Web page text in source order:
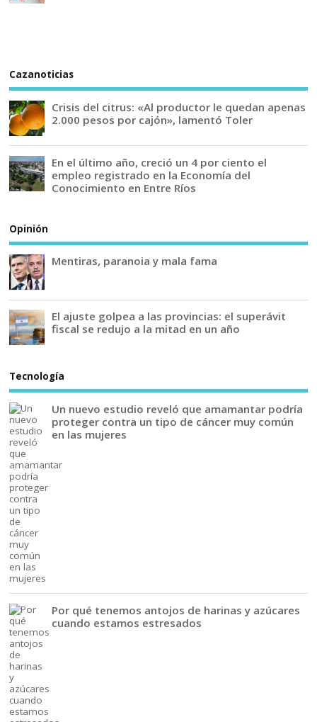
Cazanoticias
Crisis del citrus: «Al productor le quedan apenas
2.000 pesos por cajón», lamentó Toler
En el último año, creció un 4 por ciento el
empleo registrado en la Economía del
Conocimiento en Entre Ríos
Opinión
Mentiras, paranoia y mala fama
El ajuste golpea a las provincias: el superávit
fiscal se redujo a la mitad en un año
Tecnología
Un nuevo estudio reveló que amamantar podría
proteger contra un tipo de cáncer muy común
en las mujeres
Por qué tenemos antojos de harinas y azúcares
cuando estamos estresados